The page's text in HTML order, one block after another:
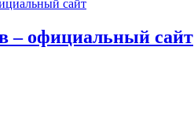
– официальный сайт